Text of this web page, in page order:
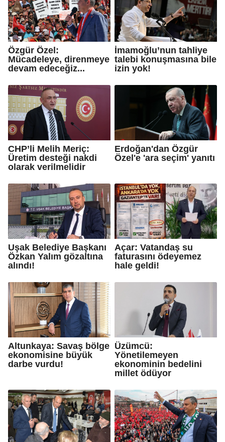
Özgür Özel:
Mücadeleye, direnmeye
devam edeceğiz...
İmamoğlu’nun tahliye
talebi konuşmasına bile
izin yok!
CHP’li Melih Meriç:
Üretim desteği nakdi
olarak verilmelidir
Erdoğan'dan Özgür
Özel'e 'ara seçim' yanıtı
Uşak Belediye Başkanı
Özkan Yalım gözaltına
alındı!
Açar: Vatandaş su
faturasını ödeyemez
hale geldi!
Altunkaya: Savaş bölge
ekonomisine büyük
darbe vurdu!
Üzümcü:
Yönetilemeyen
ekonominin bedelini
millet ödüyor